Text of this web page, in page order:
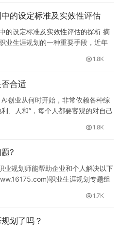
的设定标准及实效性评估
的设定标准及实效性评估的探析 摘
业生涯规划的一种重要手段，近年
1.8K
合适
创业从何时开始，非常依赖各种综
、人和”，每个人都要客观的对自己
1.8K
?
业规划师能帮助企业和个人解决以下
职业生涯规划专题组
1.7K
划了吗？